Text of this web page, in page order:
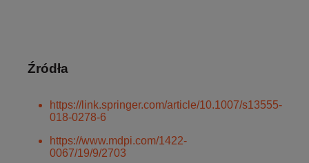
Źródła
https://link.springer.com/article/10.1007/s13555-
018-0278-6
https://www.mdpi.com/1422-
0067/19/9/2703